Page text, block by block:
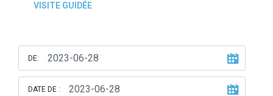
VISITE GUIDÉE
DE:
DATE DE :